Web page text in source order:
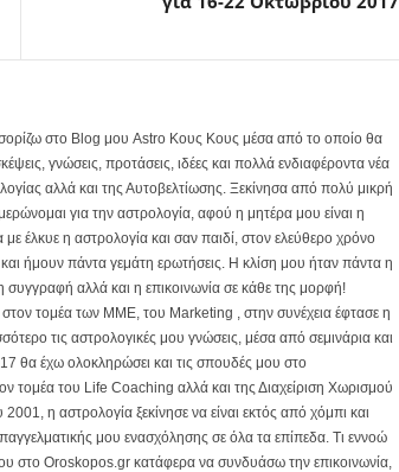
στο Blog μου Astro Κους Κους μέσα από το οποίο θα
γνώσεις, προτάσεις, ιδέες και πολλά ενδιαφέροντα νέα
αλλά και της Αυτοβελτίωσης. Ξεκίνησα από πολύ μικρή
για την αστρολογία, αφού η μητέρα μου είναι η
έλκυε η αστρολογία και σαν παιδί, στον ελεύθερο χρόνο
ήμουν πάντα γεμάτη ερωτήσεις. Η κλίση μου ήταν πάντα η
αλλά και η επικοινωνία σε κάθε της μορφή!
τομέα των ΜΜΕ, του Marketing , στην συνέχεια έφτασε η
τις αστρολογικές μου γνώσεις, μέσα από σεμινάρια και
θα έχω ολοκληρώσει και τις σπουδές μου στο
τομέα του Life Coaching αλλά και της Διαχείριση Χωρισμού
η αστρολογία ξεκίνησε να είναι εκτός από χόμπι και
μου ενασχόλησης σε όλα τα επίπεδα. Τι εννοώ
στο Oroskopos.gr κατάφερα να συνδυάσω την επικοινωνία,